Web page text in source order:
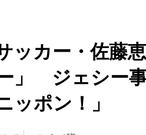
ッカー・佐藤
」 ジェシー
ッポン！」